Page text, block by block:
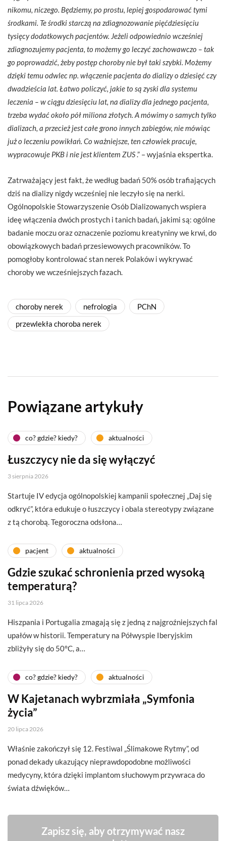
nikomu, niczego. Będziemy, po prostu, lepiej gospodarować tymi
środkami. Te środki starczą na zdiagnozowanie pięćdziesięciu
tysięcy dodatkowych pacjentów. Jeżeli odpowiednio wcześniej
zdiagnozujemy pacjenta, to możemy go leczyć zachowawczo – tak
go poprowadzić, żeby postęp choroby nie był taki szybki. Możemy
dzięki temu odwlec np. włączenie pacjenta do dializy o dziesięć czy
dwadzieścia lat. Łatwo policzyć, jakie to są zyski dla systemu
leczenia – w ciągu dziesięciu lat, na dializy dla jednego pacjenta,
trzeba wydać około pół miliona złotych. A mówimy o samych tylko
dializach, a przecież jest całe grono innych zabiegów, nie mówiąc
już o leczeniu powikłań. Co ważniejsze, ten człowiek pracuje,
wypracowuje PKB i nie jest klientem ZUS.” – wyjaśnia ekspertka.
Zatrważający jest fakt, że według badań 50% osób trafiających
dziś na dializy nigdy wcześniej nie leczyło się na nerki.
Ogólnopolskie Stowarzyszenie Osób Dializowanych wspiera
ideę włączenia dwóch prostych i tanich badań, jakimi są: ogólne
badanie moczu oraz oznaczenie poziomu kreatyniny we krwi, do
obowiązkowych badań przesiewowych pracowników. To
pomogłoby kontrolować stan nerek Polaków i wykrywać
choroby we wcześniejszych fazach.
choroby nerek nefrologia
PChN
przewlekła choroba nerek
Powiązane artykuły
co? gdzie? kiedy? aktualności
Łuszczycy nie da się wyłączyć
3 sierpnia 2026
Startuje IV edycja ogólnopolskiej kampanii społecznej „Daj się
odkryć”, która edukuje o łuszczycy i obala stereotypy związane
z tą chorobą. Tegoroczna odsłona…
pacjent aktualności
Gdzie szukać schronienia przed wysoką
temperaturą?
31 lipca 2026
Hiszpania i Portugalia zmagają się z jedną z najgroźniejszych fal
upałów w historii. Temperatury na Półwyspie Iberyjskim
zbliżyły się do 50°C, a…
co? gdzie? kiedy? aktualności
W Kajetanach wybrzmiała „Symfonia
życia”
20 lipca 2026
Właśnie zakończył się 12. Festiwal „Ślimakowe Rytmy”, od
ponad dekady ukazujący nieprawdopodobne możliwości
medycyny, która dzięki implantom słuchowym przywraca do
świata dźwięków…
Zapisz się, aby otrzymywać nasz